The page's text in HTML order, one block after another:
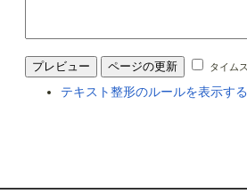
タイム
テキスト整形のルールを表示する